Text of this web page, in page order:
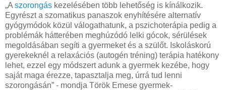
„A szorongás kezelésében több lehetőség is kínálkozik.
Egyrészt a szomatikus panaszok enyhítésére alternatív
gyógymódok közül válogathatunk, a pszichoterápia pedig a
problémák hátterében meghúzódó lelki gócok, sérülések
megoldásában segíti a gyermeket és a szülőt. Iskoláskorú
gyerekeknél a relaxációs (autogén tréning) terápia hatékony
lehet, ezzel egy módszert adunk a gyermek kezébe, hogy
saját maga érezze, tapasztalja meg, úrrá tud lenni
szorongásán” - mondja Török Emese gyermek-